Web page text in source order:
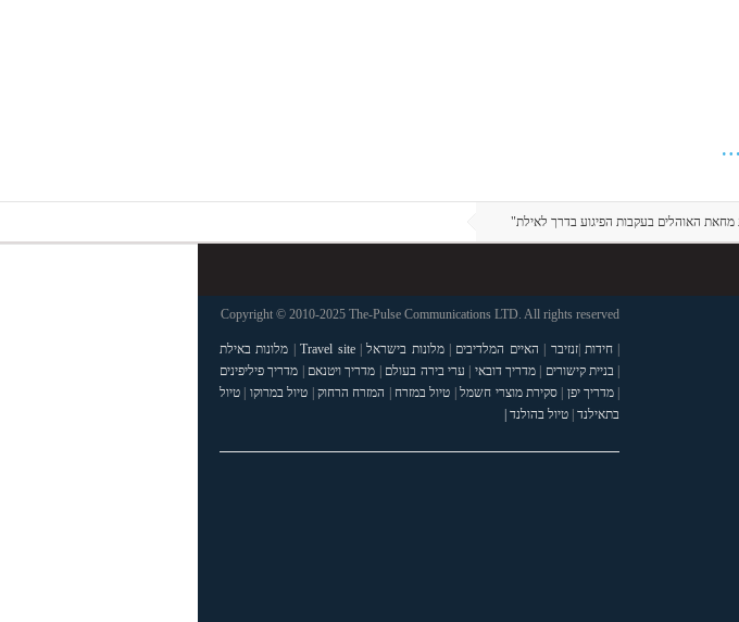
מחאת האוהלים בעקבות הפיגוע בדרך לאילת"
Copyright © 2010-2025 The-Pulse Communications LTD. All rights reserved
| חידות |זנזיבר | האיים המלדיבים |מלונות בישראל|
Travel site
| מלונות באילת
| בניית קישורים |מדריך דובאי | ערי בירה בעולם | מדריך ויטנאם | מדריך פיליפינים
| מדריך יפן |סקירת מוצרי חשמל| טיול במזרח | המזרח הרחוק | טיול במרוקו | טיול
בתאילנד| טיול בהולנד |